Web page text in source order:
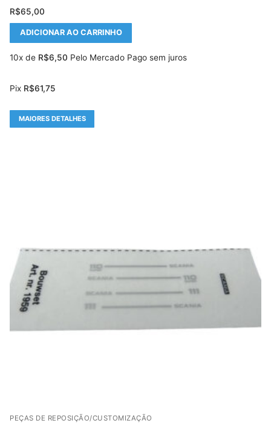
R$65,00
ADICIONAR AO CARRINHO
10x de R$6,50 Pelo Mercado Pago sem juros
Pix R$61,75
MAIORES DETALHES
PEÇAS DE REPOSIÇÃO/CUSTOMIZAÇÃO